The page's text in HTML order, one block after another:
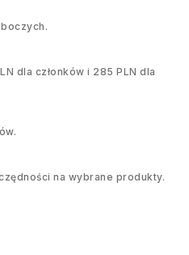
dla członków i 285 PLN dla
na wybrane produkty.